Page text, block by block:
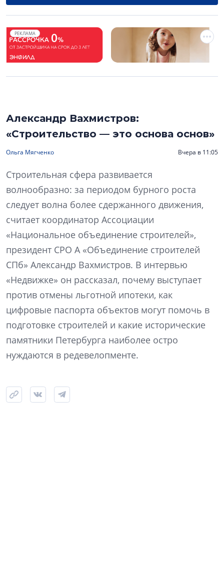
РЕКЛАМА
Александр Вахмистров:
«Строительство — это основа основ»
Ольга Мягченко Вчера в 11:05
Строительная сфера развивается
волнообразно: за периодом бурного роста
следует волна более сдержанного движения,
считает координатор Ассоциации
«Национальное объединение строителей»,
президент СРО А «Объединение строителей
СПб» Александр Вахмистров. В интервью
«Недвижке» он рассказал, почему выступает
против отмены льготной ипотеки, как
цифровые паспорта объектов могут помочь в
подготовке строителей и какие исторические
памятники Петербурга наиболее остро
нуждаются в редевелопменте.